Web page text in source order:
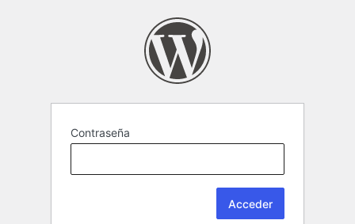
Contraseña